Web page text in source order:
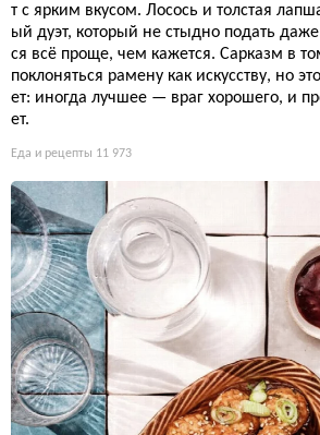
т с ярким вкусом. Лосось и толстая
ый дуэт, который не стыдно подать
ся всё проще, чем кажется. Сарказм в
поклоняться рамену как искусству, но
ет: иногда лучшее — враг хорошего, и
ет.
Еда и рецепты 11 973